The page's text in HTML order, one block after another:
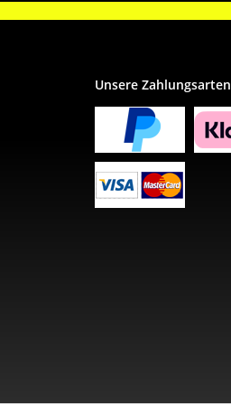
Unsere Zahlungsarten